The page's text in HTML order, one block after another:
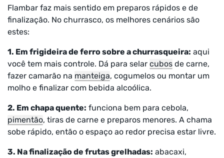
Flambar faz mais sentido em preparos rápidos e de
finalização. No churrasco, os melhores cenários são
estes:
1. Em frigideira de ferro sobre a churrasqueira: aqui
você tem mais controle. Dá para selar cubos de carne,
fazer camarão na manteiga, cogumelos ou montar um
molho e finalizar com bebida alcoólica.
2. Em chapa quente: funciona bem para cebola,
pimentão, tiras de carne e preparos menores. A chama
sobe rápido, então o espaço ao redor precisa estar livre.
3. Na finalização de frutas grelhadas: abacaxi,